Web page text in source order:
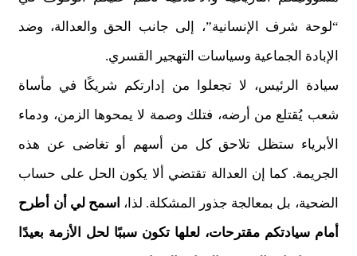
“لوحة شرف الإنسانية”، إلى جانب الحق والعدالة، وضد
الإبادة الجماعية وسياسات التهجير القسري.
سيادة الرئيس، لا تجعلوا من إدارتكم شريكًا في مأساة
شعب يُقتلع من أرضه، فتلك وصمة لا يمحوها الزمن، ودماء
الأبرياء ستظل تلاحق كل من أسهم أو تغاضى عن هذه
الجريمة. كما إن العدالة تقتضي ألا يكون الحل على حساب
الضحية، بل بمعالجة جذور المشكلة. لذا، اسمح لي أن أطرح
أمام سيادتكم مقترحات، لعلها تكون سببًا لحل الأزمة بعيدًا